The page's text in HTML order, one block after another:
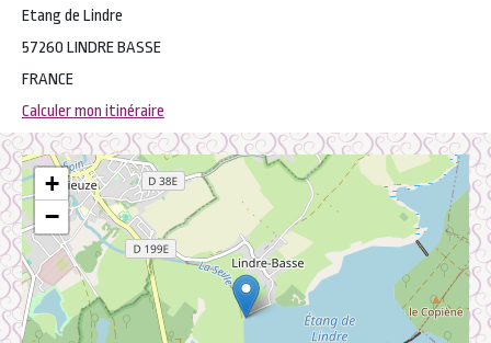
Etang de Lindre
57260 LINDRE BASSE
FRANCE
Calculer mon itinéraire
+
−